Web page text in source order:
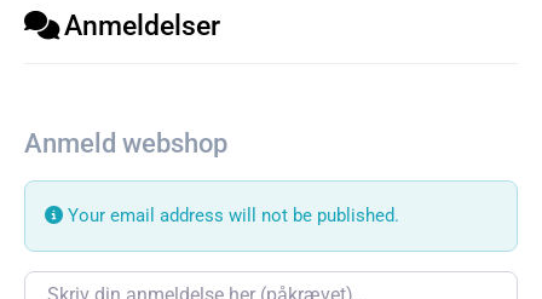
Anmeldelser
Anmeld webshop
Your email address will not be published.
Review text